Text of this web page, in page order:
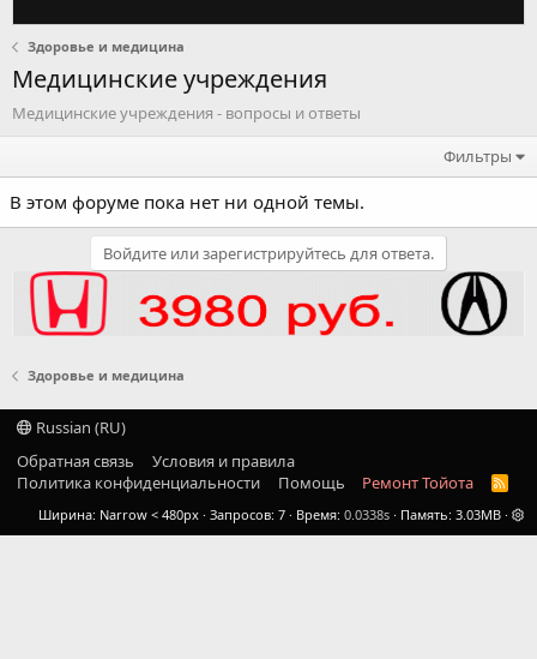
Здоровье и медицина
Медицинские учреждения
Медицинские учреждения - вопросы и ответы
Фильтры
В этом форуме пока нет ни одной темы.
Войдите или зарегистрируйтесь для ответа.
Здоровье и медицина
Russian (RU)
Обратная связь
Условия и правила
Политика конфиденциальности
Помощь Ремонт Тойота
R
S
S
Ширина Запросов 7 Время 0.0338s Память 3.03MB